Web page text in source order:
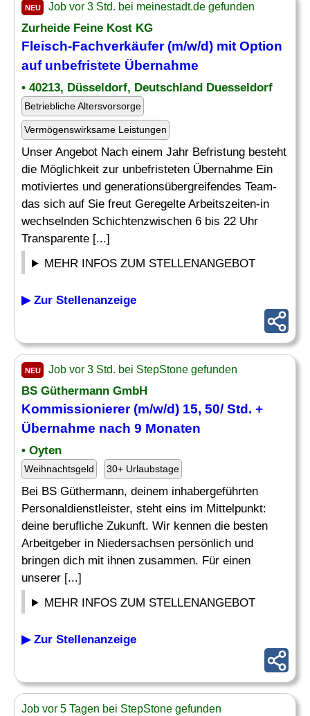
NEU Job vor 3 Std. bei meinestadt.de gefunden
Zurheide Feine Kost KG
Fleisch-Fachverkäufer (m/w/d) mit Option
auf unbefristete Übernahme
• 40213, Düsseldorf, Deutschland Duesseldorf
Betriebliche Altersvorsorge
Vermögenswirksame Leistungen
Unser Angebot Nach einem Jahr Befristung besteht
die Möglichkeit zur unbefristeten Übernahme Ein
motiviertes und generationsübergreifendes Team-
das sich auf Sie freut Geregelte Arbeitszeiten-in
wechselnden Schichtenzwischen 6 bis 22 Uhr
Transparente [...]
MEHR INFOS ZUM STELLENANGEBOT
▶ Zur Stellenanzeige
NEU Job vor 3 Std. bei StepStone gefunden
BS Güthermann GmbH
Kommissionierer (m/w/d) 15, 50/ Std. +
Übernahme nach 9 Monaten
• Oyten
Weihnachtsgeld 30+ Urlaubstage
Bei BS Güthermann, deinem inhabergeführten
Personaldienstleister, steht eins im Mittelpunkt:
deine berufliche Zukunft. Wir kennen die besten
Arbeitgeber in Niedersachsen persönlich und
bringen dich mit ihnen zusammen. Für einen
unserer [...]
MEHR INFOS ZUM STELLENANGEBOT
▶ Zur Stellenanzeige
Job vor 5 Tagen bei StepStone gefunden